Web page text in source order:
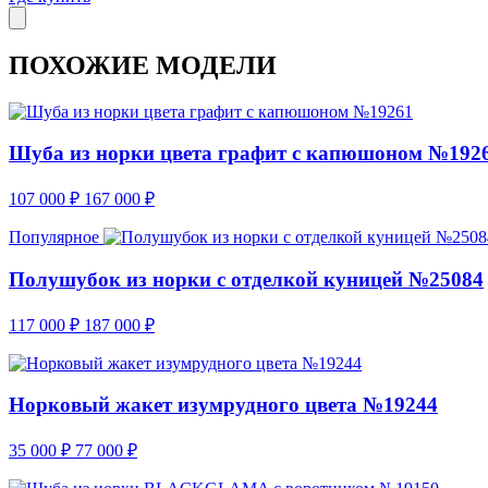
ПОХОЖИЕ МОДЕЛИ
Шуба из норки цвета графит с капюшоном
107 000 ₽ 167 000 ₽
Популярное
Полушубок из норки с отделкой куницей №25084
117 000 ₽ 187 000 ₽
Норковый жакет изумрудного цвета №19244
35 000 ₽ 77 000 ₽